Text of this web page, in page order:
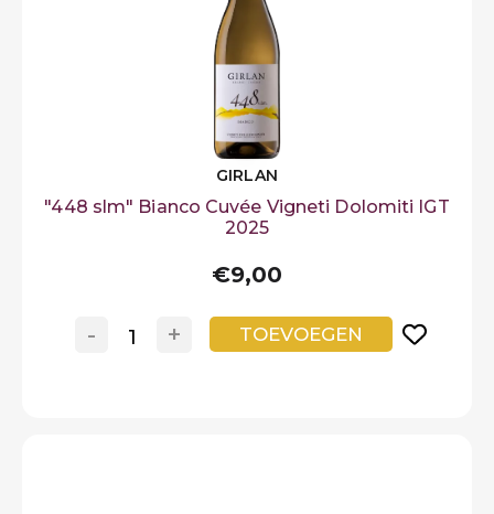
vini rossi
Sei pronto a vivere un’esperienza unica con la
vini dell'Alto Adige
GIRLAN
"448 slm" Bianco Cuvée Vigneti Dolomiti IGT
2025
€9,00
+
- TOEVOEGEN